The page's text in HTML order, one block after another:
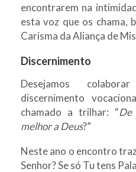
encontrarem na
esta voz que os chama,
Carisma da Aliança de
Discernimento
Desejamos
discernimento
chamado a trilhar: “De
melhor a Deus?”
Neste ano o encontro
Senhor? Se só Tu tens